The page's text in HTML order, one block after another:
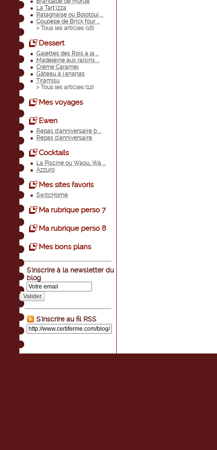
La Tart'izza
Ratagnaise ou Bolotoui ...
Coupelle de Brick four ...
> Tous les articles (16)
Dessert
Galettes des Rois à la ...
Madeleine aux raisins ...
Crème Caramel
Gâteau à l'ananas
Tiramisu
> Tous les articles (12)
Mes voyages
Ewen
Repas d'anniversaire b ...
Repas d'anniversaire
Cocktails
La Piscine ou Waou, Wa ...
Azzuro
Mes sites favoris
SwitcHome
Ma rubrique perso 7
Ma rubrique perso 8
Mes bons plans
S'inscrire à la newsletter du
blog
Valider
S'inscrire au fil RSS